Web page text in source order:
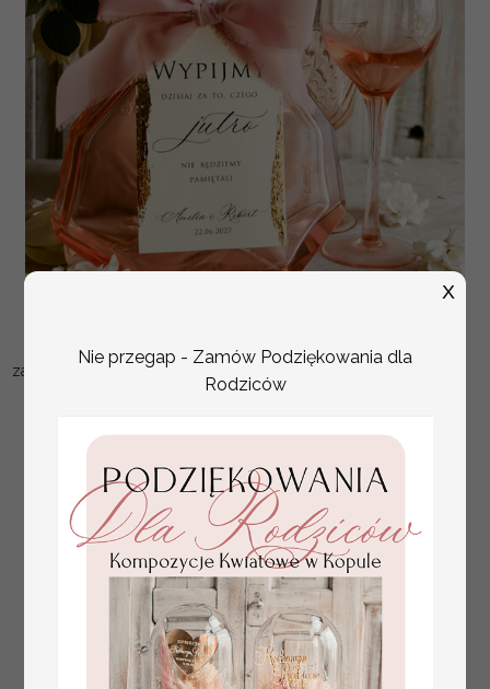
zawieszki ślubne na butelki, eleganckie etykietki
na butelkę, dekoracje stołu weselnego
Nie przegap - Zamów Podziękowania dla
Rodziców
X